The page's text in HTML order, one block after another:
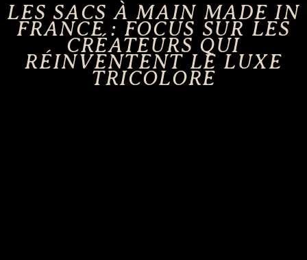
LES SACS À MAIN MADE IN
FRANCE : FOCUS SUR LES
CRÉATEURS QUI
RÉINVENTENT LE LUXE
TRICOLORE